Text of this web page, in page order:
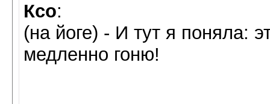
Ксо:
(на йоге) - И тут я поняла:
медленно гоню!